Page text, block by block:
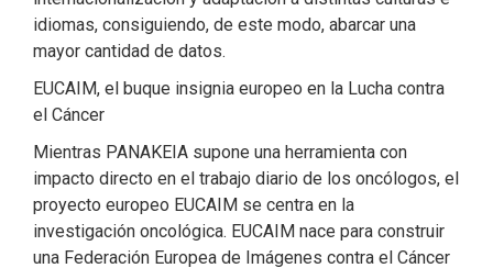
idiomas, consiguiendo, de este modo, abarcar una
mayor cantidad de datos.
EUCAIM, el buque insignia europeo en la Lucha contra
el Cáncer
Mientras PANAKEIA supone una herramienta con
impacto directo en el trabajo diario de los oncólogos, el
proyecto europeo EUCAIM se centra en la
investigación oncológica. EUCAIM nace para construir
una Federación Europea de Imágenes contra el Cáncer